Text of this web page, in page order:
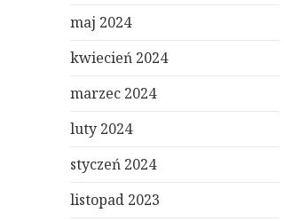
maj 2024
kwiecień 2024
marzec 2024
luty 2024
styczeń 2024
listopad 2023